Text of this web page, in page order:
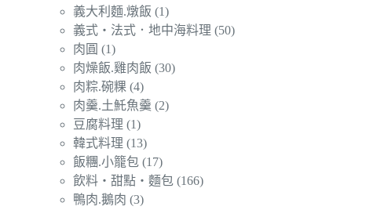
義大利麵.燉飯 (1)
義式‧法式．地中海料理 (50)
肉圓 (1)
肉燥飯.雞肉飯 (30)
肉粽.碗粿 (4)
肉羹.土魠魚羹 (2)
豆腐料理 (1)
韓式料理 (13)
飯糰.小籠包 (17)
飲料‧甜點‧麵包 (166)
鴨肉.鵝肉 (3)